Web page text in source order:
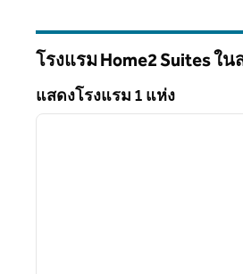
โรงแรม Home2 Suites ใ
แสดงโรงแรม 1 แห่ง
แสดงโรงแรม 1 แห่ง
1 จาก 11